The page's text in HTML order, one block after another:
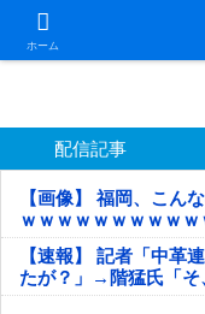
ホーム日本第一！ニュ
配信記事
【画像】 福岡、こん
ｗｗｗｗｗｗｗｗｗ
ｗｗｗｗｗ
【速報】 記者「中革
たが？」→階猛氏「そ